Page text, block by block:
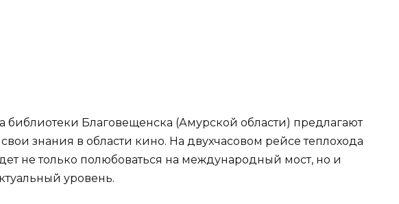
библиотеки Благовещенска (Амурской области) предлагают
знания в области кино. На двухчасовом рейсе теплохода
не только полюбоваться на международный мост, но и
уровень.